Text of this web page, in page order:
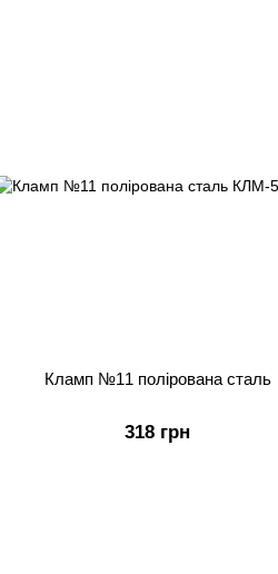
Кламп №11 полірована сталь
318 грн